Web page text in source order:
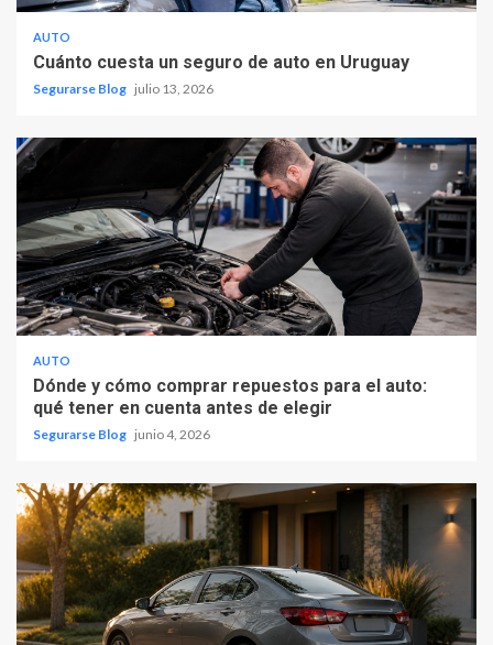
AUTO
Cuánto cuesta un seguro de auto en Uruguay
Segurarse Blog julio 13, 2026
AUTO
Dónde y cómo comprar repuestos para el auto:
qué tener en cuenta antes de elegir
Segurarse Blog junio 4, 2026